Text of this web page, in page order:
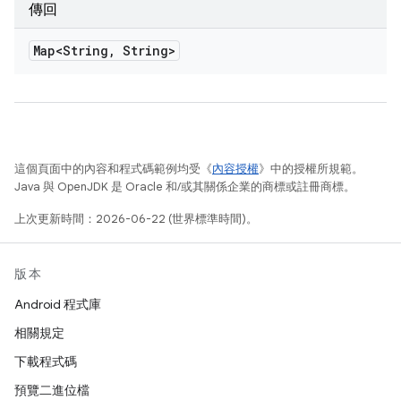
傳回
Map<String , String>
這個頁面中的內容和程式碼範例均受《內容授權》中的授權所規範。
Java 與 OpenJDK 是 Oracle 和/或其關係企業的商標或註冊商標。
上次更新時間：2026-06-22 (世界標準時間)。
版本
Android 程式庫
相關規定
下載程式碼
預覽二進位檔